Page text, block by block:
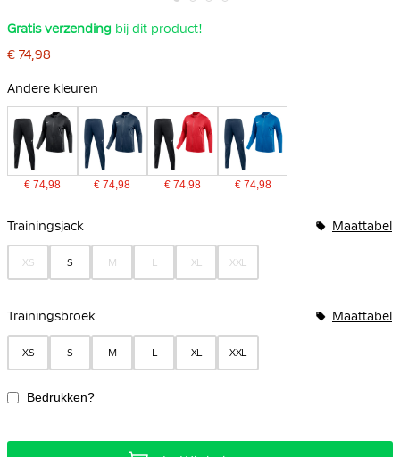
naar
begin
de
Gratis verzending bij dit product!
€ 74,98
Andere kleuren
€ 74,98 € 74,98 € 74,98 € 74,98
Trainingsjack Maattabel
XS S M L XL XXL
Trainingsbroek Maattabel
XS S M L XL XXL
Bedrukken?